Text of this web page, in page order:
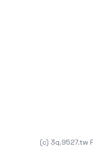
(c) 3q.9527.tw